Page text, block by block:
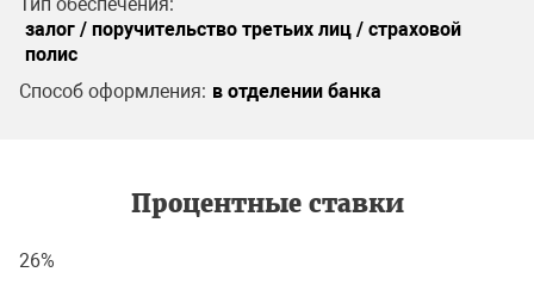
залог / поручительство третьих лиц / страховой
полис
Способ оформления: в отделении банка
Процентные ставки
26%